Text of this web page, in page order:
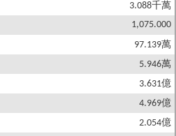
3.088千萬
1,075.000
97.139萬
5.946萬
3.631億
4.969億
2.054億